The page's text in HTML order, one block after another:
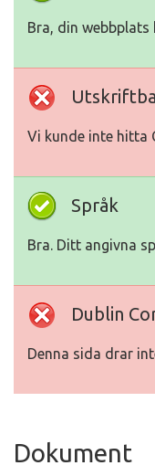
Bra, din webbplats
Vi kunde inte hitta
Språk
Bra. Ditt angivna
Dublin
Denna sida drar
Dokument